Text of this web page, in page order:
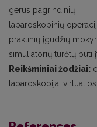
gerus pagrindinių
laparoskopinių
praktinių įgūdžių
simuliatorių turėtų būti
Reikšminiai žodžiai:
laparoskopija,